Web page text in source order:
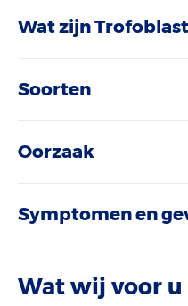
Wat zijn
Soorten
Oorzaak
Symptomen en
Wat wij voor u